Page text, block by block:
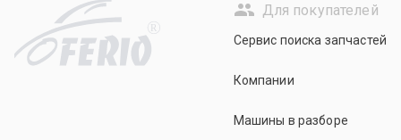
R
Для покупателей
Сервис поиска запчастей
Компании
Машины в разборе